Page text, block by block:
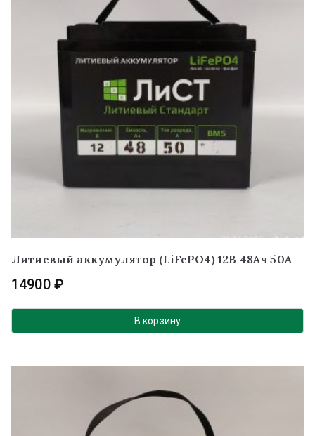
Литиевый аккумулятор (LiFePO4) 12В 48Ач 50А
14900 ₽
В корзину